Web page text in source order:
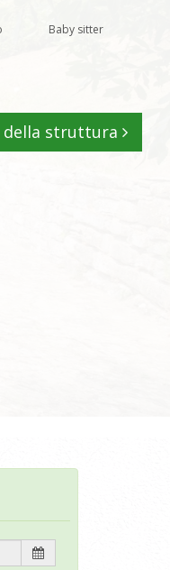
Baby sitter
della struttura